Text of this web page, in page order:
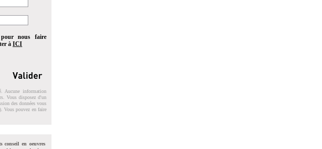
nous faire
à ICI
Aucune information
Vous disposez d'un
des données vous
Vous pouvez en faire
conseil en oeuvres